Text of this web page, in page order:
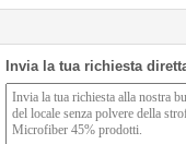
Invia la tua richiesta